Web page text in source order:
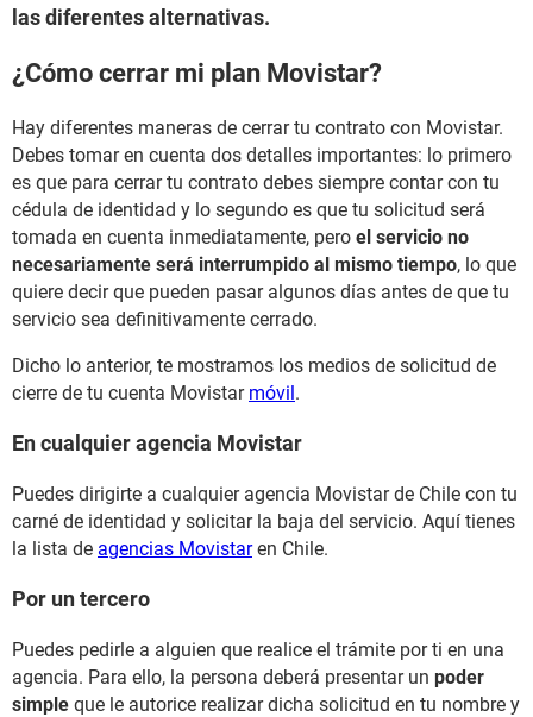
las diferentes alternativas.
¿Cómo cerrar mi plan Movistar?
Hay diferentes maneras de cerrar tu contrato con Movistar.
Debes tomar en cuenta dos detalles importantes: lo primero
es que para cerrar tu contrato debes siempre contar con tu
cédula de identidad y lo segundo es que tu solicitud será
tomada en cuenta inmediatamente, pero el servicio no
necesariamente será interrumpido al mismo tiempo, lo que
quiere decir que pueden pasar algunos días antes de que tu
servicio sea definitivamente cerrado.
Dicho lo anterior, te mostramos los medios de solicitud de
cierre de tu cuenta Movistar móvil.
En cualquier agencia Movistar
Puedes dirigirte a cualquier agencia Movistar de Chile con tu
carné de identidad y solicitar la baja del servicio. Aquí tienes
la lista de agencias Movistaren Chile.
Por un tercero
Puedes pedirle a alguien que realice el trámite por ti en una
agencia. Para ello, la persona deberá presentar un poder
simple que le autorice realizar dicha solicitud en tu nombre y